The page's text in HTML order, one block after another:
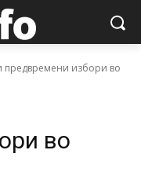
предвремени избори во
во